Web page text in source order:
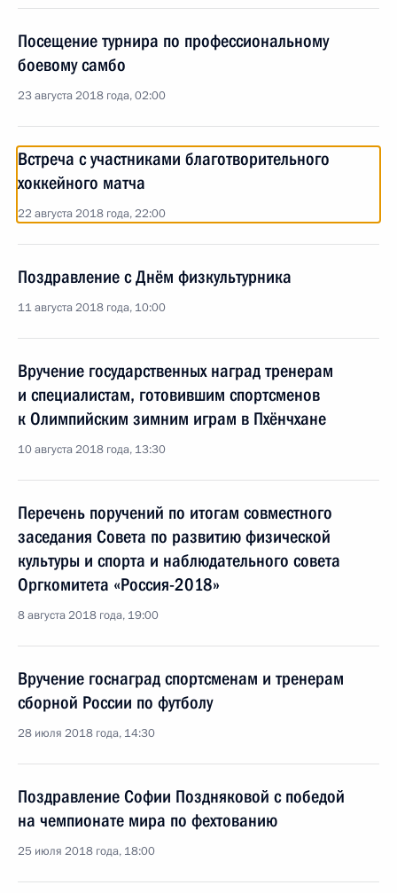
Посещение турнира по профессиональному
боевому самбо
23 августа 2018 года, 02:00
Встреча с участниками благотворительного
хоккейного матча
22 августа 2018 года, 22:00
Поздравление с Днём физкультурника
11 августа 2018 года, 10:00
Вручение государственных наград тренерам
и специалистам, готовившим спортсменов
к Олимпийским зимним играм в Пхёнчхане
10 августа 2018 года, 13:30
Перечень поручений по итогам совместного
заседания Совета по развитию физической
культуры и спорта и наблюдательного совета
Оргкомитета «Россия-2018»
8 августа 2018 года, 19:00
Вручение госнаград спортсменам и тренерам
сборной России по футболу
28 июля 2018 года, 14:30
Поздравление Софии Поздняковой с победой
на чемпионате мира по фехтованию
25 июля 2018 года, 18:00